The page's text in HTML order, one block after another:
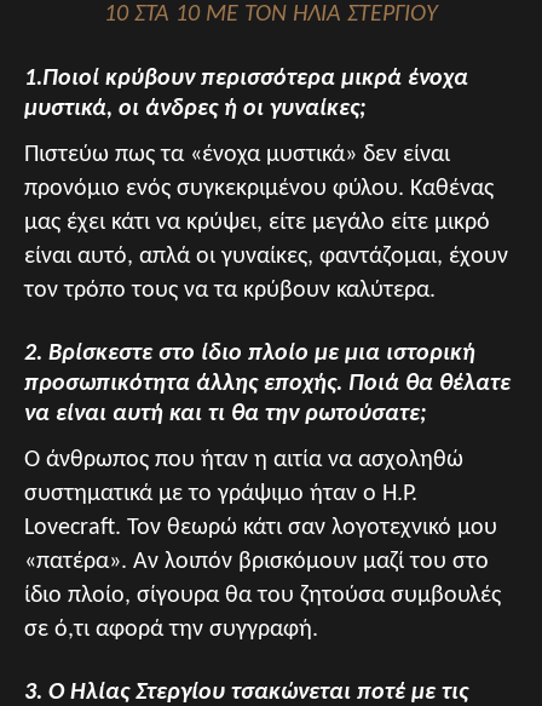
10 ΣΤΑ 10 ΜΕ ΤΟΝ ΗΛΙΑ ΣΤΕΡΓΙΟΥ
1.Ποιοί κρύβουν περισσότερα μικρά ένοχα
μυστικά, οι άνδρες ή οι γυναίκες;
Πιστεύω πως τα «ένοχα μυστικά» δεν είναι
προνόμιο ενός συγκεκριμένου φύλου. Καθένας
μας έχει κάτι να κρύψει, είτε μεγάλο είτε μικρό
είναι αυτό, απλά οι γυναίκες, φαντάζομαι, έχουν
τον τρόπο τους να τα κρύβουν καλύτερα.
2. Βρίσκεστε στο ίδιο πλοίο με μια ιστορική
προσωπικότητα άλλης εποχής. Ποιά θα θέλατε
να είναι αυτή και τι θα την ρωτούσατε;
Ο άνθρωπος που ήταν η αιτία να ασχοληθώ
συστηματικά με το γράψιμο ήταν ο H.P.
Lovecraft. Τον θεωρώ κάτι σαν λογοτεχνικό μου
«πατέρα». Αν λοιπόν βρισκόμουν μαζί του στο
ίδιο πλοίο, σίγουρα θα του ζητούσα συμβουλές
σε ό,τι αφορά την συγγραφή.
3. Ο Ηλίας Στεργίου τσακώνεται ποτέ με τις